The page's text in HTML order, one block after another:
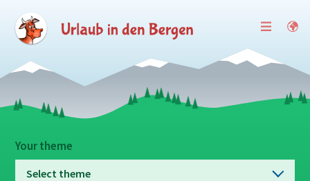
Your theme
Select theme